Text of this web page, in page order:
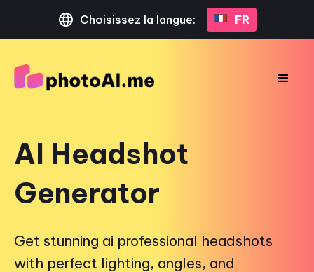
Choisissez la langue: FR
AI Headshot
Generator
Get stunning ai professional headshots
with perfect lighting, angles, and